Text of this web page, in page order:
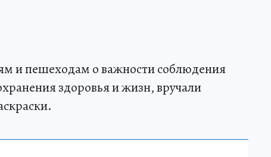
и пешеходам о важности соблюдения
здоровья и жизн, вручали